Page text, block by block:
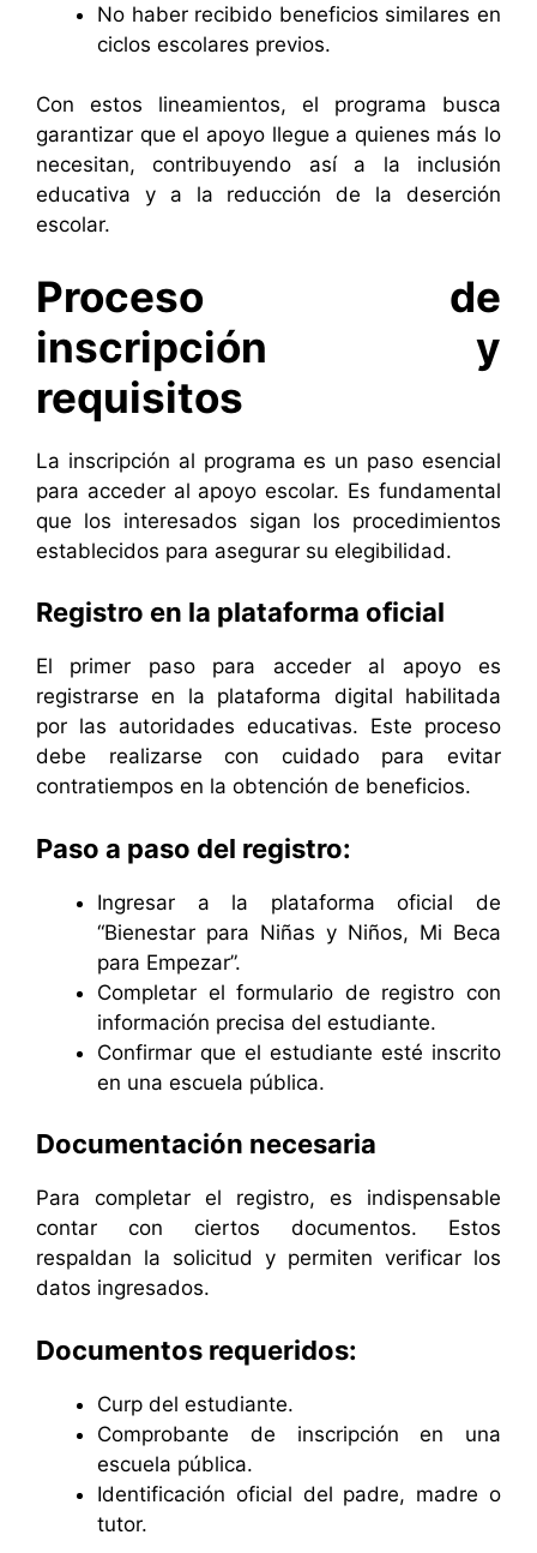
No haber recibido beneficios similares en
ciclos escolares previos.
Con estos lineamientos, el programa busca
garantizar que el apoyo llegue a quienes más lo
necesitan, contribuyendo así a la inclusión
educativa y a la reducción de la deserción
escolar.
Proceso de
inscripción y
requisitos
La inscripción al programa es un paso esencial
para acceder al apoyo escolar. Es fundamental
que los interesados sigan los procedimientos
establecidos para asegurar su elegibilidad.
Registro en la plataforma oficial
El primer paso para acceder al apoyo es
registrarse en la plataforma digital habilitada
por las autoridades educativas. Este proceso
debe realizarse con cuidado para evitar
contratiempos en la obtención de beneficios.
Paso a paso del registro:
Ingresar a la plataforma oficial de
“Bienestar para Niñas y Niños, Mi Beca
para Empezar”.
Completar el formulario de registro con
información precisa del estudiante.
Confirmar que el estudiante esté inscrito
en una escuela pública.
Documentación necesaria
Para completar el registro, es indispensable
contar con ciertos documentos. Estos
respaldan la solicitud y permiten verificar los
datos ingresados.
Documentos requeridos:
Curp del estudiante.
Comprobante de inscripción en una
escuela pública.
Identificación oficial del padre, madre o
tutor.